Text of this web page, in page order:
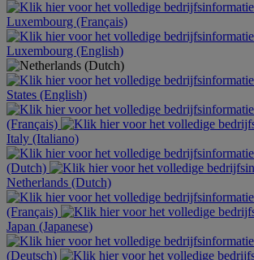
Luxembourg (Français)
Luxembourg (English)
States (English)
(Français)
Italy (Italiano)
(Dutch)
Netherlands (Dutch)
(Français)
Japan (Japanese)
(Deutsch)